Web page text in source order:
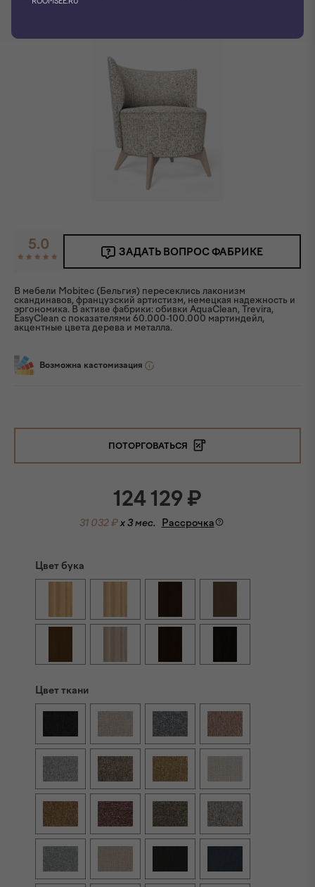
5.0 ЗАДАТЬ ВОПРОС ФАБРИКЕ
В мебели Mobitec (Бельгия) пересеклись лаконизм
скандинавов, французский артистизм, немецкая надежность и
эргономика. В активе фабрики: обивки AquaClean, Trevira,
EasyClean с показателями 60.000-100.000 мартиндейл,
акцентные цвета дерева и металла.
Возможна кастомизация
ПОТОРГОВАТЬСЯ
124 129 ₽
31 032 ₽ x 3 мес. Рассрочка
Цвет бука
Цвет ткани